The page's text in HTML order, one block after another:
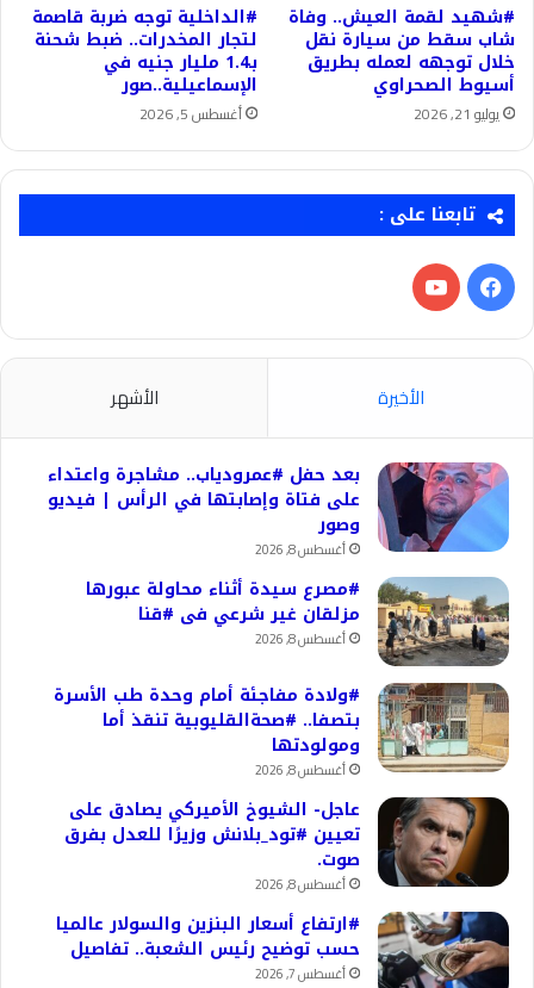
#شهيد لقمة العيش.. وفاة
شاب سقط من سيارة نقل
خلال توجهه لعمله بطريق
أسيوط الصحراوي
يوليو 21, 2026
#الداخلية توجه ضربة قاصمة
لتجار المخدرات.. ضبط شحنة
بـ1.4 مليار جنيه في
الإسماعيلية..صور
أغسطس 5, 2026
تابعنا على :
فيسبوك‫YouTube
الأخيرة الأشهر
بعد حفل #عمرودياب.. مشاجرة واعتداء
على فتاة وإصابتها في الرأس | فيديو
وصور
أغسطس 8, 2026
#مصرع سيدة أثناء محاولة عبورها
مزلقان غير شرعي فى #قنا
أغسطس 8, 2026
#ولادة مفاجئة أمام وحدة طب الأسرة
بتصفا.. #صحةالقليوبية تنقذ أما
ومولودتها
أغسطس 8, 2026
عاجل- الشيوخ الأميركي يصادق على
تعيين #تود_بلانش وزيرًا للعدل بفرق
صوت.
أغسطس 8, 2026
#ارتفاع أسعار البنزين والسولار عالميا
حسب توضيح رئيس الشعبة.. تفاصيل
أغسطس 7, 2026